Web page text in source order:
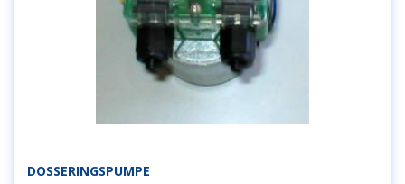
DOSSERINGSPUMPE